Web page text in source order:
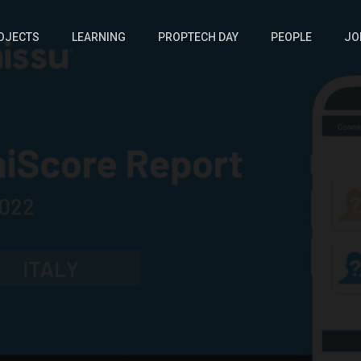
LEARNING PROPTECH DAY PEOPLE